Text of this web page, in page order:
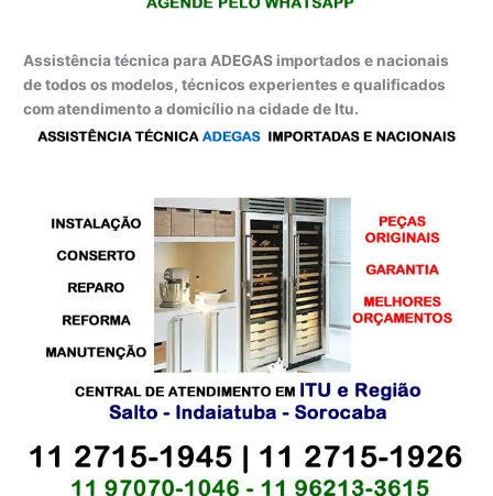
Assistência técnica para ADEGAS importados e nacionais
de todos os modelos, técnicos experientes e qualificados
com atendimento a domicílio na cidade de Itu.